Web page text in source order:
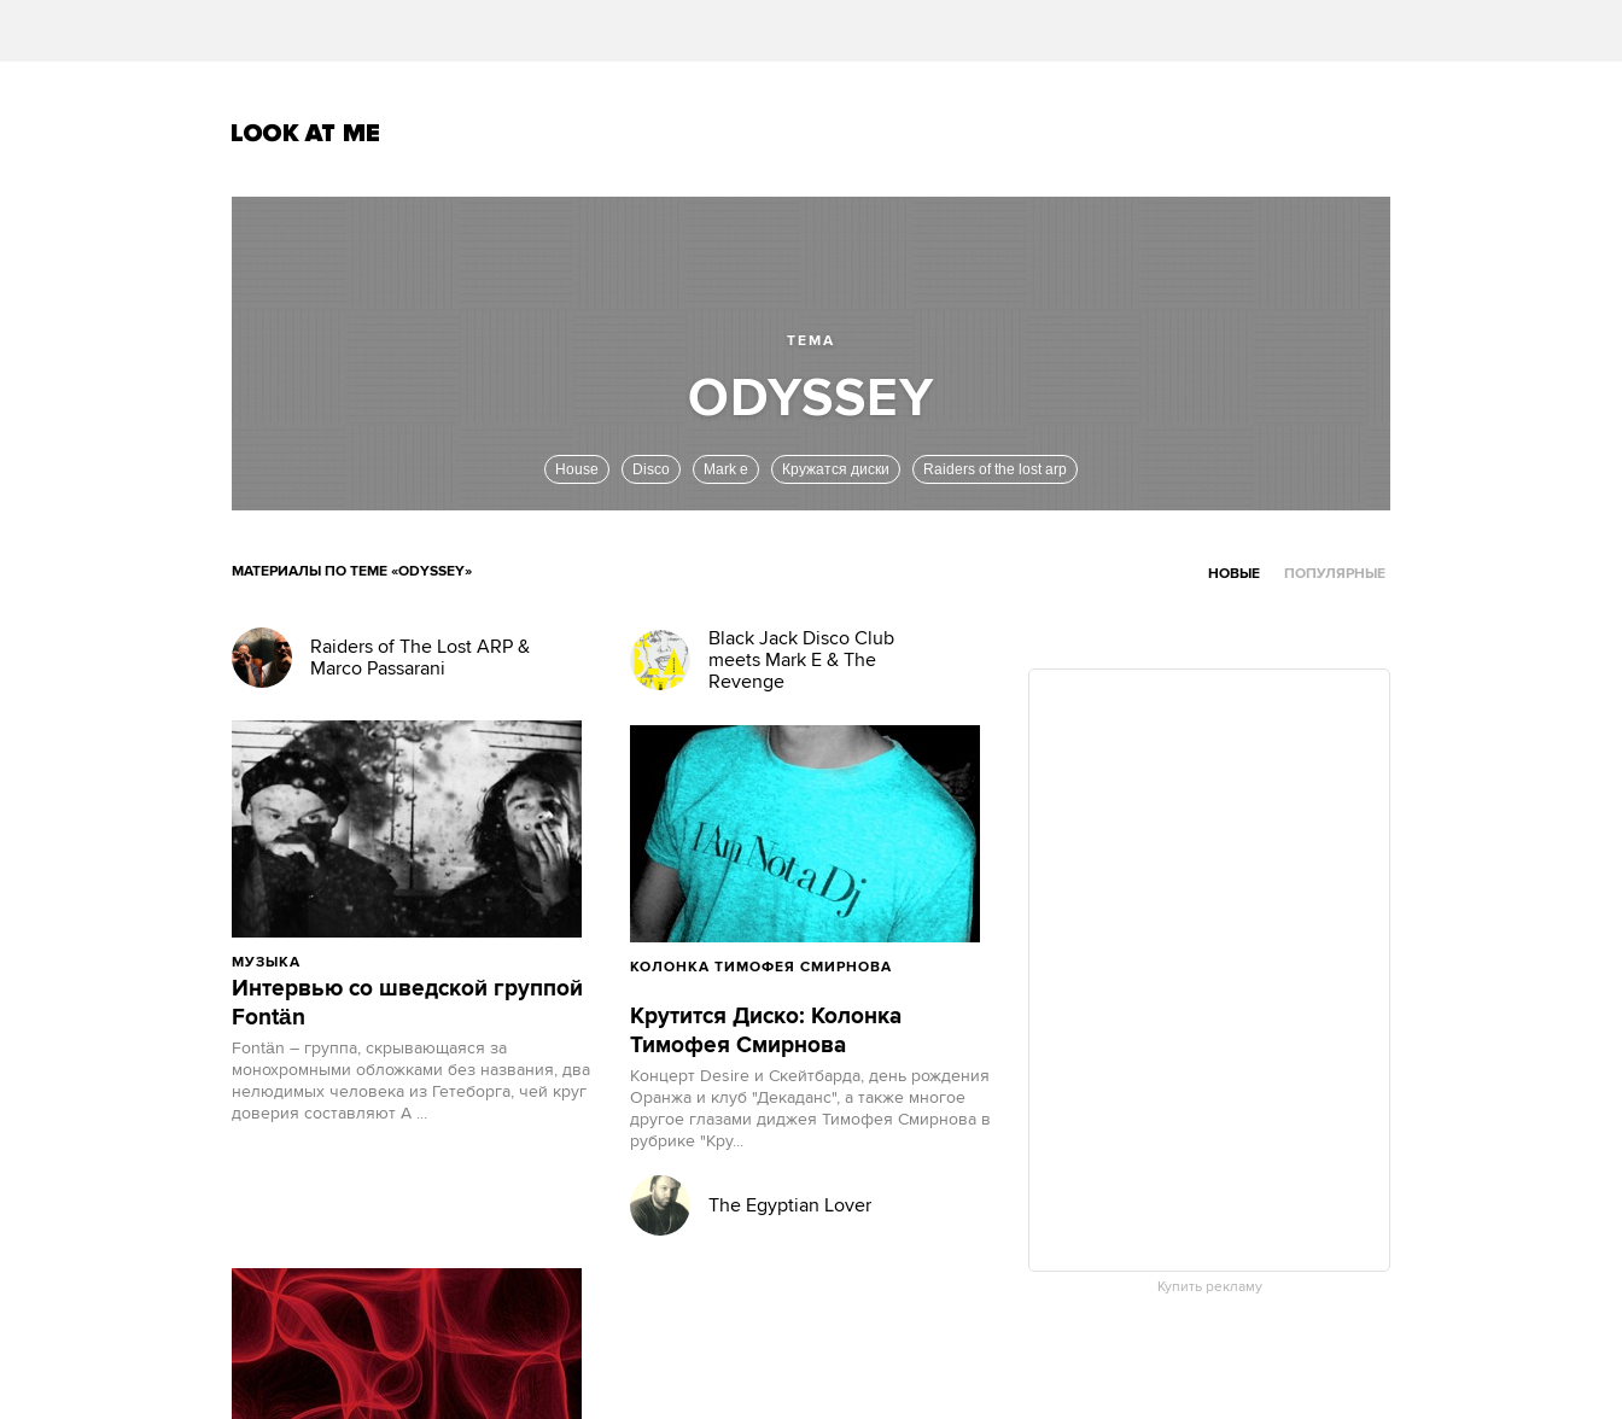
ТЕМА
House Disco Mark e Кружатся диски Raiders of the lost arp
МАТЕРИАЛЫ ПО ТЕМЕ «ODYSSEY» НОВЫЕ ПОПУЛЯРНЫЕ
Купить рекламу
Raiders of The Lost ARP &
Marco Passarani
МУЗЫКА
Интервью со шведской группой
Fontän
Fontän – группа, скрывающаяся за
монохромными обложками без названия, два
нелюдимых человека из Гетеборга, чей круг
доверия составляют A ...
Black Jack Disco Club
meets Mark E & The
Revenge
КОЛОНКА ТИМОФЕЯ СМИРНОВА
Крутится Диско: Колонка
Тимофея Смирнова
Концерт Desire и Скейтбарда, день рождения
Оранжа и клуб "Декаданс", а также многое
другое глазами диджея Тимофея Смирнова в
рубрике "Кру...
The Egyptian Lover